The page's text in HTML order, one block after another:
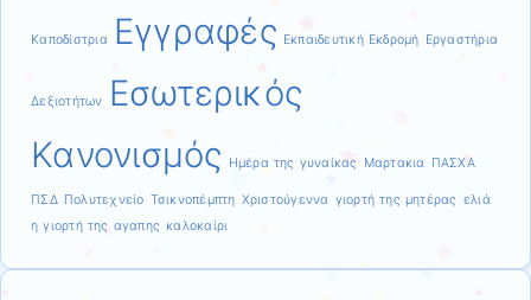
Καποδίστρια Εγγραφές Εκπαιδευτική Εκδρομή Εργαστήρια
Δεξιοτήτων
Εσωτερικός
Κανονισμός
Ημέρα της γυναίκας Μαρτακια ΠΑΣΧΑ
ΠΣΔ Πολυτεχνείο Τσικνοπέμπτη Χριστούγεννα γιορτή της μητέρας ελιά
η γιορτή της αγαπης καλοκαίρι